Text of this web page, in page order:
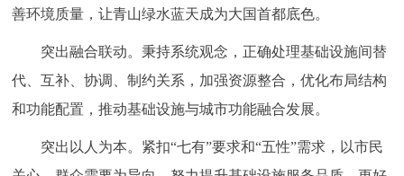
善环境质量，让青山绿水蓝天成为大国首都底色。
突出融合联动。秉持系统观念，正确处理基础设施间替
代、互补、协调、制约关系，加强资源整合，优化布局结构
和功能配置，推动基础设施与城市功能融合发展。
突出以人为本。紧扣“七有”要求和“五性”需求，以市民